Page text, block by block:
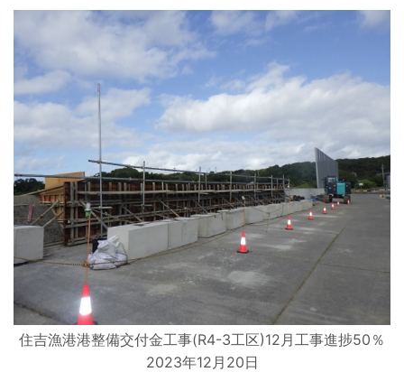
住吉漁港港整備交付金工事(R4-3工区)12月工事進捗50％
2023年12月20日